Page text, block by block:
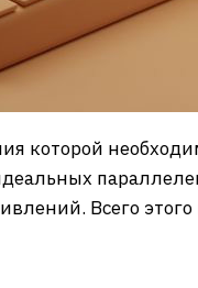
которой
Всего